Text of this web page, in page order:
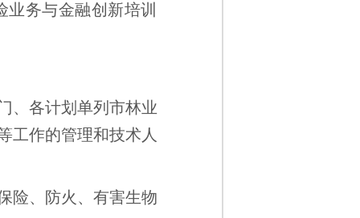
务与金融创新培训
、各计划单列市林业
工作的管理和技术人
险、防火、有害生物